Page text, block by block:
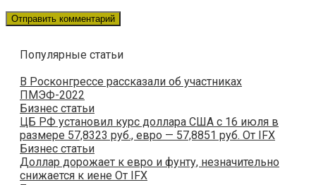
Популярные статьи
В Росконгрессе рассказали об участниках
ПМЭФ-2022
Бизнес статьи
ЦБ РФ установил курс доллара США с 16 июля в
размере 57,8323 руб., евро — 57,8851 руб. От IFX
Бизнес статьи
Доллар дорожает к евро и фунту, незначительно
снижается к иене От IFX